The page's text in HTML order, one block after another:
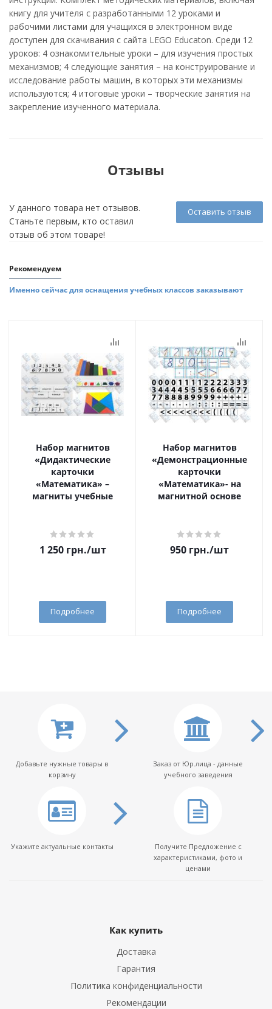
книгу для учителя с разработанными 12 уроками и
рабочими листами для учащихся в электронном виде
доступен для скачивания с сайта LEGO Educaton. Среди 12
уроков: 4 ознакомительные уроки – для изучения простых
механизмов; 4 следующие занятия – на конструирование и
исследование работы машин, в которых эти механизмы
используются; 4 итоговые уроки – творческие занятия на
закрепление изученного материала.
Отзывы
Оставить отзыв
У данного товара нет отзывов.
Станьте первым, кто оставил
отзыв об этом товаре!
Рекомендуем
Именно сейчас для оснащения учебных классов заказывают
Набор магнитов
«Дидактические
карточки
«Математика» –
магниты учебные
1 250грн./шт
Подробнее
Набор магнитов
«Демонстрационные
карточки
«Математика»- на
магнитной основе
950 грн./шт
Подробнее
Добавьте нужные товары в
корзину
Заказ от Юр.лица - данные
учебного заведения
Укажите актуальные контакты
Получите Предложение с
характеристиками, фото и
ценами
Как купить
Доставка
Гарантия
Политика конфиденциальности
Рекомендации